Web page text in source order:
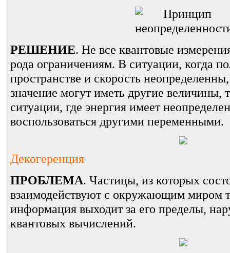
РЕШЕНИЕ. Не все квантовые
рода ограничениям. В ситуации, когда
пространстве и скорость
значение могут иметь другие величины,
ситуации, где энергия имеет
воспользоваться другими переменными.
Декогеренция
ПРОБЛЕМА. Частицы, из которых
взаимодействуют с окружающим миром
информация выходит за его пределы,
квантовых вычислений.